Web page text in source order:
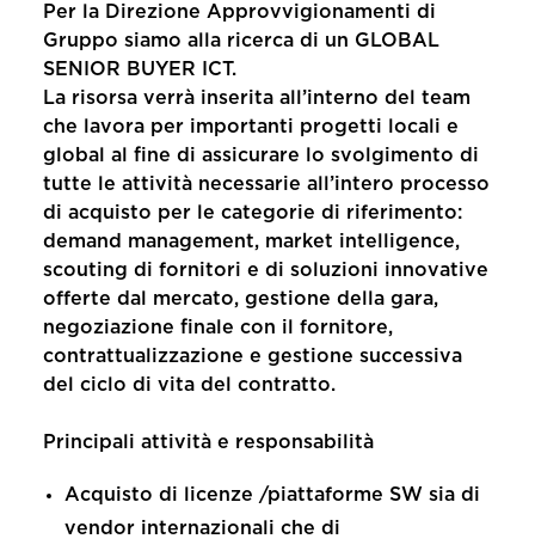
Per la Direzione Approvvigionamenti di
Gruppo siamo alla ricerca di un GLOBAL
SENIOR BUYER ICT.
La risorsa verrà inserita all’interno del team
che lavora per importanti progetti locali e
global al fine di assicurare lo svolgimento di
tutte le attività necessarie all’intero processo
di acquisto per le categorie di riferimento:
demand management, market intelligence,
scouting di fornitori e di soluzioni innovative
offerte dal mercato, gestione della gara,
negoziazione finale con il fornitore,
contrattualizzazione e gestione successiva
del ciclo di vita del contratto.
Principali attività e responsabilità
Acquisto di licenze /piattaforme SW sia di
vendor internazionali che di